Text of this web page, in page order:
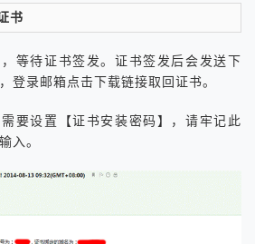
书
等待证书签发。证书签发后会发送下
登录邮箱点击下载链接取回证书。
要设置【证书安装密码】，请牢记此
入。